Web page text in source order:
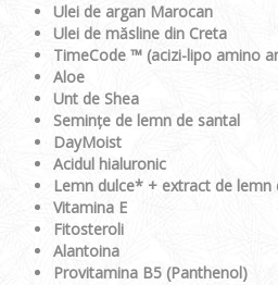
Ulei de argan Marocan
Ulei de măsline din Creta
TimeCode ™ (acizi-lipo amino
Aloe
Unt de Shea
Semințe de lemn de santal
DayMoist
Acidul hialuronic
Lemn dulce* + extract de lemn
Vitamina E
Fitosteroli
Alantoina
Provitamina Β5 (Panthenol)